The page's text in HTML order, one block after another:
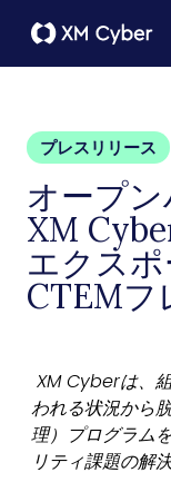
プレスリリース
オープン
XM
エクスポ
CTEMフ
XM Cyberは、
われる状況から脱
理）プログラム
リティ課題の解